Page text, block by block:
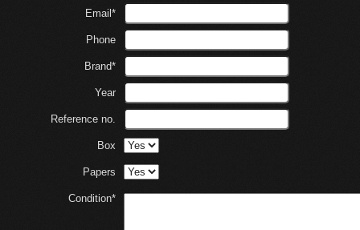
Email*
Phone
Brand*
Year
Reference no.
Box
Papers
Condition*